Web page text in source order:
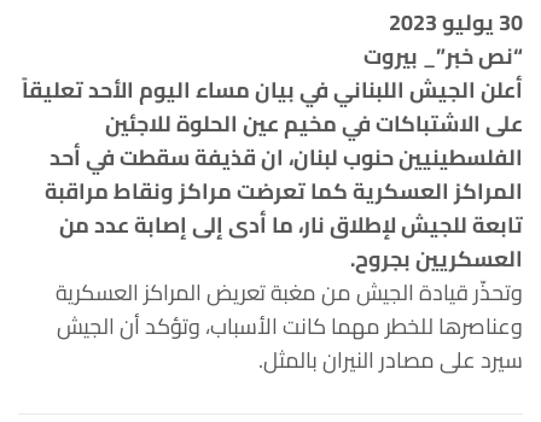
30 يوليو 2023
“نص خبر”_ بيروت
أعلن الجيش اللبناني في بيان مساء اليوم الأحد تعليقاً
على الاشتباكات في مخيم عين الحلوة للاجئين
الفلسطينيين حنوب لبنان، ان قذيفة سقطت في أحد
المراكز العسكرية كما تعرضت مراكز ونقاط مراقبة
تابعة للجيش لإطلاق نار، ما أدى إلى إصابة عدد من
العسكريين بجروح.
وتحذّر قيادة الجيش من مغبة تعريض المراكز العسكرية
وعناصرها للخطر مهما كانت الأسباب، وتؤكد أن الجيش
سيرد على مصادر النيران بالمثل.